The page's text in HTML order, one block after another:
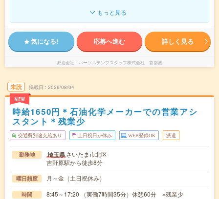
もっと見る
気になる! 応募へ進む 詳しく見る
派遣会社 パーソルテンプスタッフ株式会社 首都圏
未読
NEW
掲載日 2026/08/04
時給1650円＊石油化学メーカーでの営業アシ
スタント＊残業少
交通費別途支給あり 土日祝日が休み WEB登録OK 派遣
勤務地 埼玉県さいたま市北区
吉野原駅から徒歩8分
曜日頻度 月～金（土日祝休み）
時間 8:45～17:20 （実働7時間35分）休憩60分 ※残業少